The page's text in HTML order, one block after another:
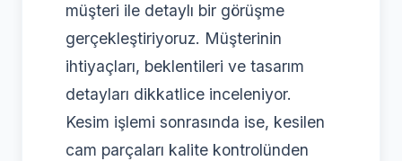
müşteri ile detaylı bir görüşme
gerçekleştiriyoruz. Müşterinin
ihtiyaçları, beklentileri ve tasarım
detayları dikkatlice inceleniyor.
Kesim işlemi sonrasında ise, kesilen
cam parçaları kalite kontrolünden